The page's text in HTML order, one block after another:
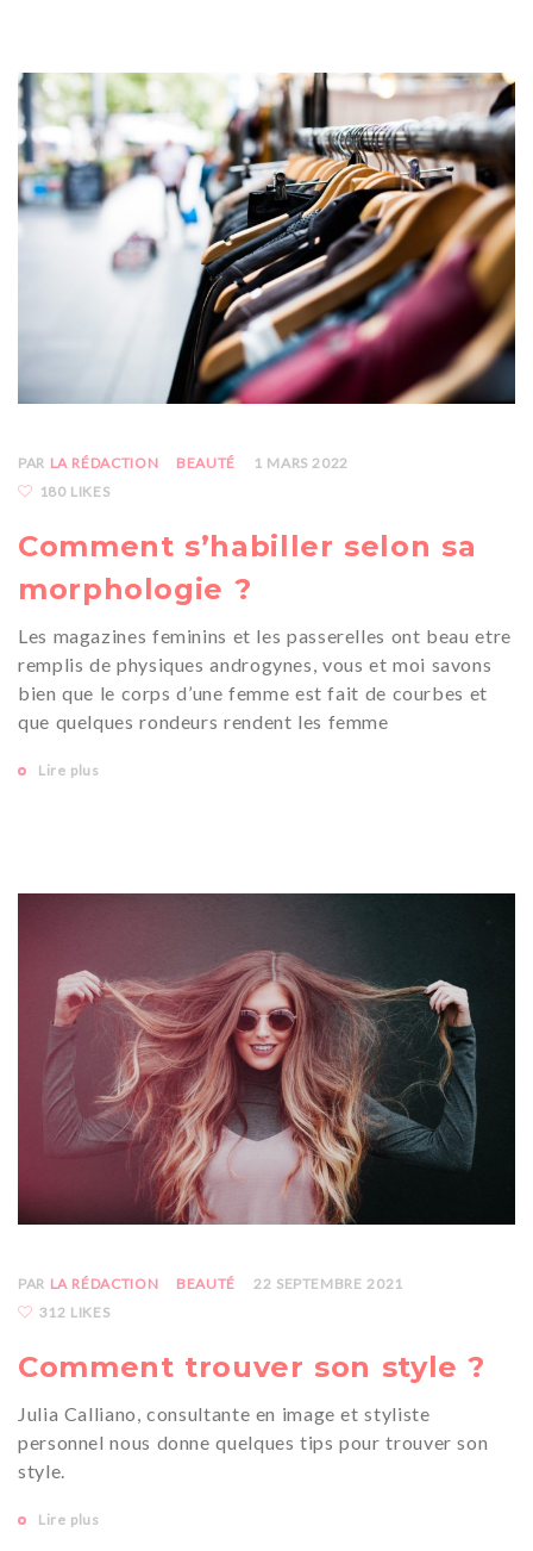
PAR LA RÉDACTION BEAUTÉ
1 MARS 2022
180 LIKES
Comment s’habiller selon sa
morphologie ?
Les magazines feminins et les passerelles ont beau etre
remplis de physiques androgynes, vous et moi savons
bien que le corps d’une femme est fait de courbes et
que quelques rondeurs rendent les femme
Lire plus
PAR LA RÉDACTION BEAUTÉ
22 SEPTEMBRE 2021
312 LIKES
Comment trouver son style ?
Julia Calliano, consultante en image et styliste
personnel nous donne quelques tips pour trouver son
style.
Lire plus